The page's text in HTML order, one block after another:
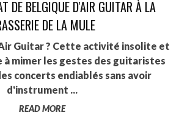
DE BELGIQUE D'AIR GUITAR À LA
DE LA MULE
Guitar ? Cette activité insolite et
à mimer les gestes des guitaristes
concerts endiablés sans avoir
d'instrument ...
READ MORE